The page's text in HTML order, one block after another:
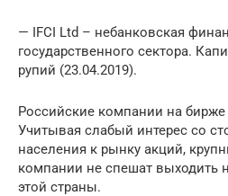
— IFCI Ltd – небанковская
государственного сектора.
рупий (23.04.2019).
Российские компании на
Учитывая слабый интерес со
населения к рынку акций,
компании не спешат
этой страны.